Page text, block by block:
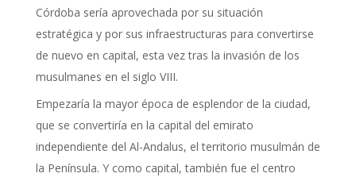
Córdoba sería aprovechada por su situación
estratégica y por sus infraestructuras para convertirse
de nuevo en capital, esta vez tras la invasión de los
musulmanes en el siglo VIII.
Empezaría la mayor época de esplendor de la ciudad,
que se convertiría en la capital del emirato
independiente del Al-Andalus, el territorio musulmán de
la Península. Y como capital, también fue el centro